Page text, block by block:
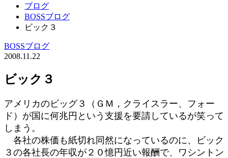
ブログ
BOSSブログ
ビック３
BOSSブログ
2008.11.22
ビック３
アメリカのビッグ３（ＧＭ，クライスラー、フォー
ド）が国に何兆円という支援を要請しているが笑って
しまう。
各社の株価も紙切れ同然になっているのに、ビック
３の各社長の年収が２０憶円近い報酬で、ワシントン